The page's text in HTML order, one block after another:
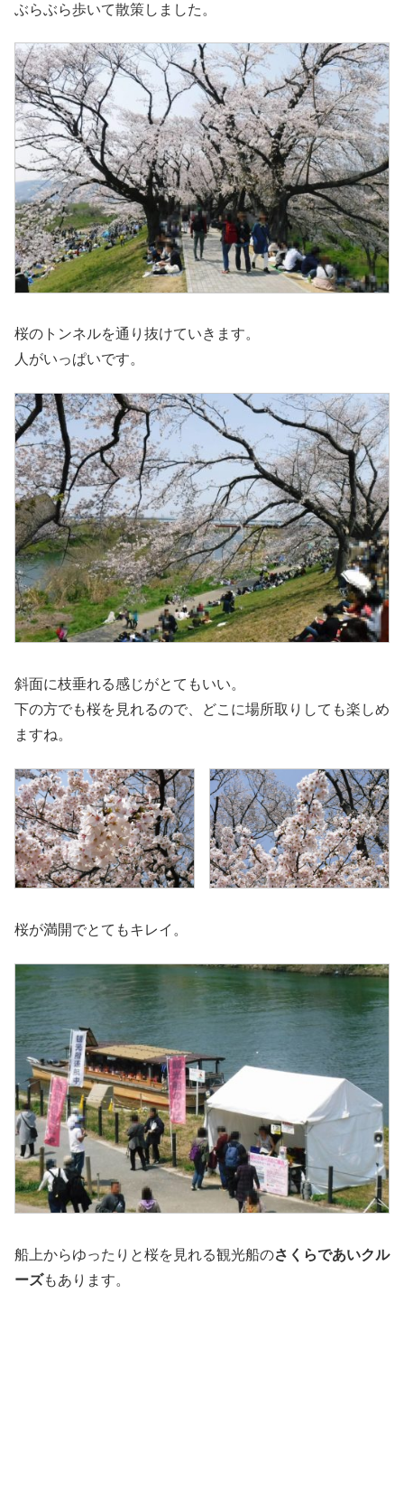
ぶらぶら歩いて散策しました。
桜のトンネルを通り抜けていきます。
人がいっぱいです。
斜面に枝垂れる感じがとてもいい。
下の方でも桜を見れるので、どこに場所取りしても楽しめ
ますね。
桜が満開でとてもキレイ。
船上からゆったりと桜を見れる観光船のさくらであいクル
ーズもあります。